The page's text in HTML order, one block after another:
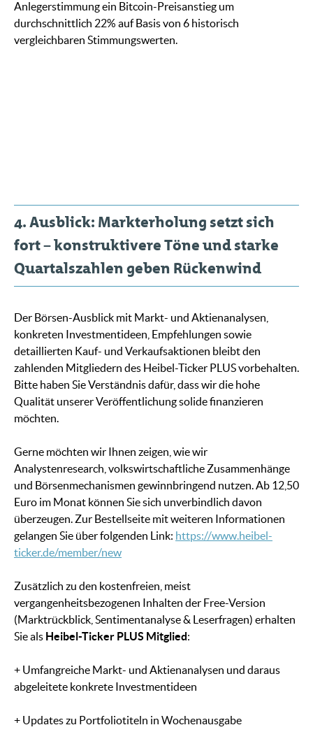
Anlegerstimmung ein Bitcoin-Preisanstieg um
durchschnittlich 22% auf Basis von 6 historisch
vergleichbaren Stimmungswerten.
4. Ausblick: Markterholung setzt sich
fort – konstruktivere Töne und starke
Quartalszahlen geben Rückenwind
Der Börsen-Ausblick mit Markt- und Aktienanalysen,
konkreten Investmentideen, Empfehlungen sowie
detaillierten Kauf- und Verkaufsaktionen bleibt den
zahlenden Mitgliedern des Heibel-Ticker PLUS vorbehalten.
Bitte haben Sie Verständnis dafür, dass wir die hohe
Qualität unserer Veröffentlichung solide finanzieren
möchten.
Gerne möchten wir Ihnen zeigen, wie wir
Analystenresearch, volkswirtschaftliche Zusammenhänge
und Börsenmechanismen gewinnbringend nutzen. Ab 12,50
Euro im Monat können Sie sich unverbindlich davon
überzeugen. Zur Bestellseite mit weiteren Informationen
gelangen Sie über folgenden Link: https://www.heibel-
ticker.de/member/new
Zusätzlich zu den kostenfreien, meist
vergangenheitsbezogenen Inhalten der Free-Version
(Marktrückblick, Sentimentanalyse & Leserfragen) erhalten
Sie als Heibel-Ticker PLUS Mitglied:
+ Umfangreiche Markt- und Aktienanalysen und daraus
abgeleitete konkrete Investmentideen
+ Updates zu Portfoliotiteln in Wochenausgabe